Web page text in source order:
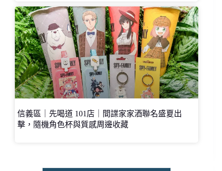
信義區｜先喝道 101店｜間諜家家酒聯名盛夏出
擊，隨機角色杯與質感周邊收藏